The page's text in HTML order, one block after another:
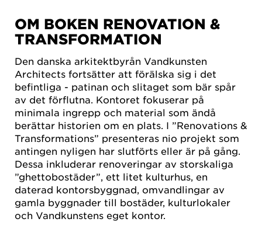
OM BOKEN RENOVATION &
TRANSFORMATION
Den danska arkitektbyrån Vandkunsten
Architects fortsätter att förälska sig i det
befintliga - patinan och slitaget som bär spår
av det förflutna. Kontoret fokuserar på
minimala ingrepp och material som ändå
berättar historien om en plats. I ”Renovations &
Transformations” presenteras nio projekt som
antingen nyligen har slutförts eller är på gång.
Dessa inkluderar renoveringar av storskaliga
”ghettobostäder”, ett litet kulturhus, en
daterad kontorsbyggnad, omvandlingar av
gamla byggnader till bostäder, kulturlokaler
och Vandkunstens eget kontor.